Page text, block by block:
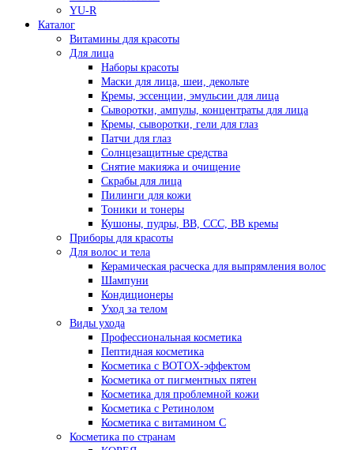
YU-R
Каталог
Витамины для красоты
Для лица
Наборы красоты
Маски для лица, шеи, декольте
Кремы, эссенции, эмульсии для лица
Сыворотки, ампулы, концентраты для лица
Кремы, сыворотки, гели для глаз
Патчи для глаз
Солнцезащитные средства
Снятие макияжа и очищение
Скрабы для лица
Пилинги для кожи
Тоники и тонеры
Кушоны, пудры, ВВ, ССС, ВВ кремы
Приборы для красоты
Для волос и тела
Керамическая расческа для выпрямления волос
Шампуни
Кондиционеры
Уход за телом
Виды ухода
Профессиональная косметика
Пептидная косметика
Косметика с BOTOX-эффектом
Косметика от пигментных пятен
Косметика для проблемной кожи
Косметика с Ретинолом
Косметика с витамином С
Косметика по странам